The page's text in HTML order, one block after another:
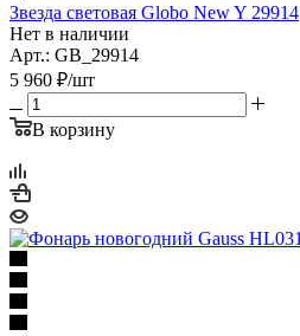
Звезда световая Globo New Y 29914
Нет в наличии
Арт.: GB_29914
5 960 ₽/шт
В корзину